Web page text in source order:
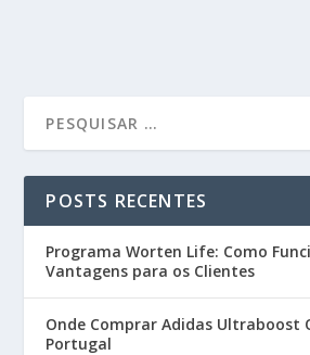
POSTS RECENTES
Programa Worten Life: Como
Vantagens para os Clientes
Onde Comprar Adidas Ultraboost
Portugal